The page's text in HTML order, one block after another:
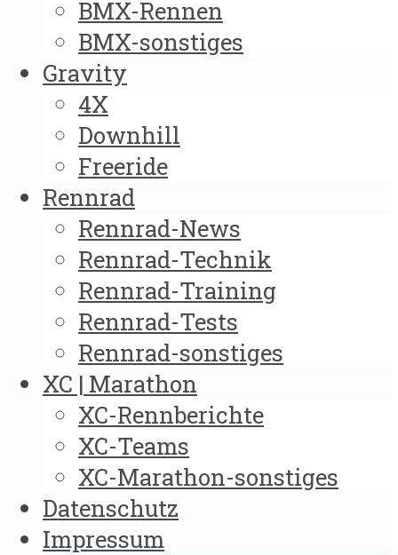
BMX-Rennen
BMX-sonstiges
Gravity
4X
Downhill
Freeride
Rennrad
Rennrad-News
Rennrad-Technik
Rennrad-Training
Rennrad-Tests
Rennrad-sonstiges
XC | Marathon
XC-Rennberichte
XC-Teams
XC-Marathon-sonstiges
Datenschutz
Impressum